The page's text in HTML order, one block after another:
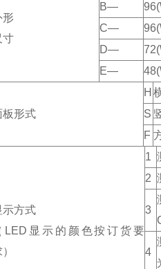
形
寸
B—
C—
D—
E—
板形式
H
S
F
示方式
LED显示的颜色按订货要
1
2
3
4